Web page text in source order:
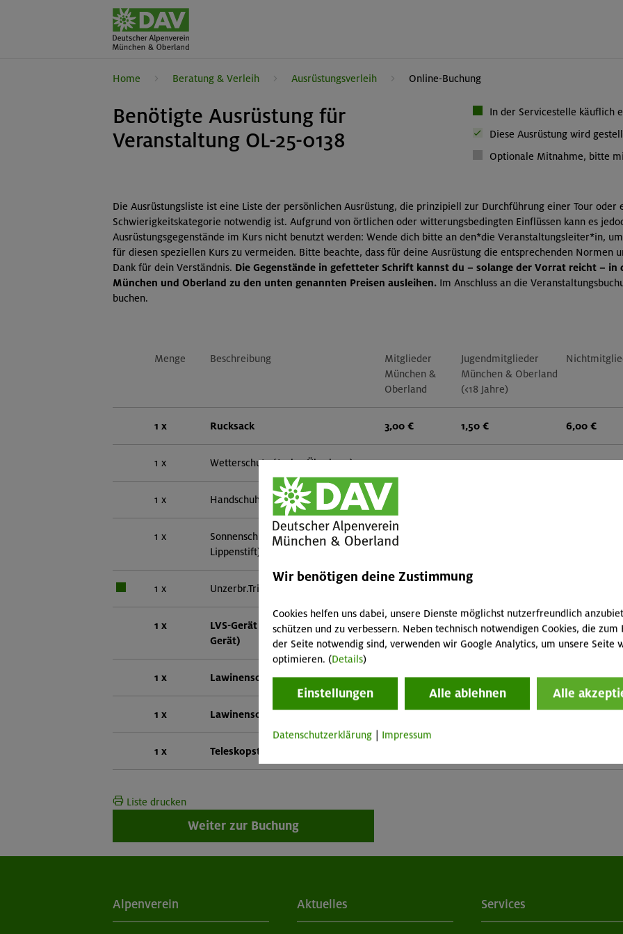
Home Beratung & Verleih Ausrüstungsverleih Online-Buchung
Benötigte Ausrüstung für
Veranstaltung OL-25-0138
In der Servicestelle käuflich
Diese Ausrüstung wird
Optionale Mitnahme, bitte
Die Ausrüstungsliste ist eine Liste der persönlichen Ausrüstung, die prinzipiell zur Durchführung einer Tour oder
Schwierigkeitskategorie notwendig ist. Aufgrund von örtlichen oder witterungsbedingten Einflüssen kann es
Ausrüstungsgegenstände im Kurs nicht benutzt werden: Wende dich bitte an den*die Veranstaltungsleiter*in,
für diesen speziellen Kurs zu vermeiden. Bitte beachte, dass für deine Ausrüstung die entsprechenden Normen
Dank für dein Verständnis. Die Gegenstände in gefetteter Schrift kannst du – solange der Vorrat reicht – in
München und Oberland zu den unten genannten Preisen ausleihen. Im Anschluss an die
buchen.
Menge Beschreibung
Mitglieder
München &
Oberland
Jugendmitglieder
München & Oberland
(<18 Jahre)
1 x Rucksack 3,00 € 1,50 € 6,00 €
1 x Wetterschutz (Jacke, Überhose) - - -
1 x Handschuhe und Mütze -
1 x
Sonnenschutz (Brille, Hut, Creme,
Lippenstift)
-
1 x Unzerbr.Trink-/Thermosflasche
1 x
LVS-Gerät (Mehrantennen-LVS-
Gerät)
4,00 € 2,00 € 8,00 €
1 x Lawinenschaufel 2,00 € 1,00 € 4,00 €
1 x Lawinensonde 2,00 € 1,00 € 4,00 €
1 x Teleskopstöcke
Liste drucken
Weiter zur Buchung
Alpenverein Aktuelles Services
Wir benötigen deine Zustimmung
Cookies helfen uns dabei, unsere Dienste möglichst nutzerfreundlich
schützen und zu verbessern. Neben technisch notwendigen Cookies, die zum
der Seite notwendig sind, verwenden wir Google Analytics, um unsere Seite
optimieren. (Details)
Einstellungen Alle ablehnen Alle
Datenschutzerklärung | Impressum